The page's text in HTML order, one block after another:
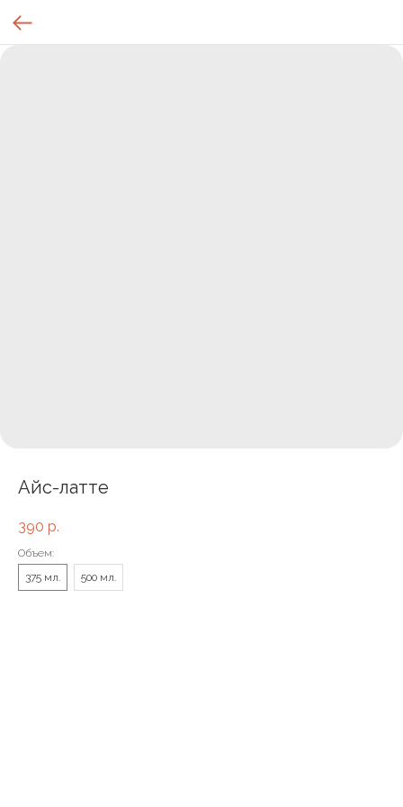
Айс-латте
390 р.
Объем:
375 мл.
500 мл.